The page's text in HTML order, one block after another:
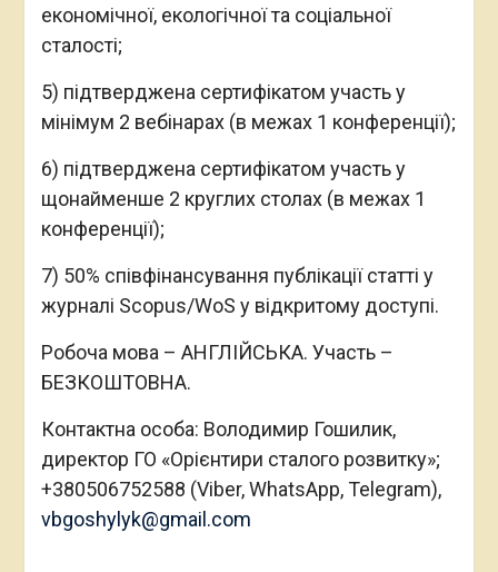
Copyright © Усі права захищено.
Стефаника© 2017